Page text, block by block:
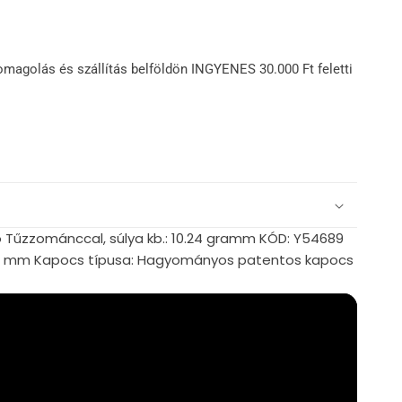
és szállítás belföldön INGYENES 30.000 Ft feletti
súlya kb.: 10.24 gramm KÓD: Y54689
mm Kapocs típusa: Hagyományos patentos kapocs